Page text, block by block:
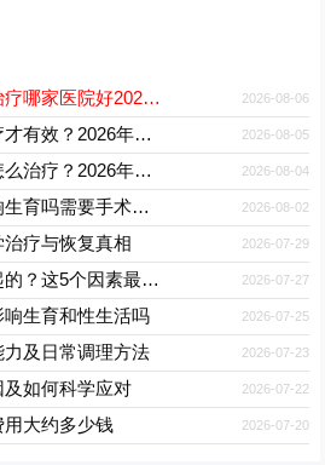
好2026正规男科专科推荐 2026-08-06
最新诊疗方案与护理要点 2026-08-05
科学用药与日常护理指南 2026-08-04
需要手术吗能自愈吗 2026-08-02
疗与恢复真相 2026-07-29
这5个因素最常见 2026-07-27
生育和性生活吗 2026-07-25
及日常调理方法 2026-07-23
如何科学应对 2026-07-22
大约多少钱 2026-07-20